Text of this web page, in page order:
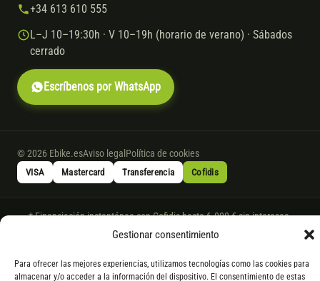
Gestionar consentimiento
Para ofrecer las mejores experiencias, utilizamos tecnologías como las cookies para
almacenar y/o acceder a la información del dispositivo. El consentimiento de estas
+34 613 610 555
L–J 10–19:30h · V 10–19h (horario de verano) · Sábados
cerrado
Escríbenos por WhatsApp
© 2026 Ebike.esAviso legal Política de cookies
VISA Mastercard Transferencia Cofidis
* Financiación instantánea con Cofidis hasta 6.000 € sin intereses.
Gasto de apertura: 4% hasta 18 meses y 7% a 24 meses. Consulta
* Los modelos con entrega inmediata se envían 24 h laborables tras el